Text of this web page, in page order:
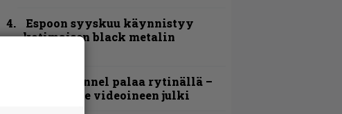
Espoon syyskuu käynnistyy
kotimaisen black metalin
Blind Channel palaa rytinällä –
tuplasingle videoineen julki